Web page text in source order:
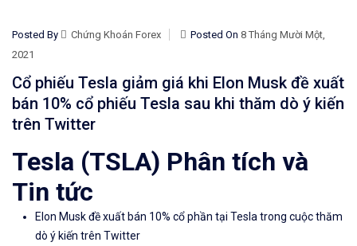
Posted By Chứng Khoán Forex Posted On 8 Tháng Mười Một,
2021
Cổ phiếu Tesla giảm giá khi Elon Musk đề xuất
bán 10% cổ phiếu Tesla sau khi thăm dò ý kiến
​​trên Twitter
Tesla (TSLA) Phân tích và
Tin tức
Elon Musk đề xuất bán 10% cổ phần tại Tesla trong cuộc thăm
dò ý kiến ​​trên Twitter